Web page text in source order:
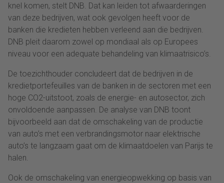
knel komen, stelt DNB. Dat kan leiden tot afwaarderingen
van deze bedrijven, wat ook gevolgen heeft voor de
banken die kredieten hebben verleend aan die bedrijven.
DNB pleit daarom zowel op mondiaal als op Europees
niveau voor een adequate behandeling van klimaatrisico’s.
De toezichthouder concludeert dat de bedrijven in de
kredietportefeuilles van de banken in de sectoren met een
hoge CO2-uitstoot, zoals de energie- en autosector, zich
onvoldoende aanpassen. De analyse van DNB toont
bijvoorbeeld aan dat de omschakeling van de productie
van auto’s met een verbrandingsmotor naar elektrische
auto’s te langzaam gaat om de klimaatdoelen van Parijs te
halen.
Ook de omschakeling van energieopwekking op basis van